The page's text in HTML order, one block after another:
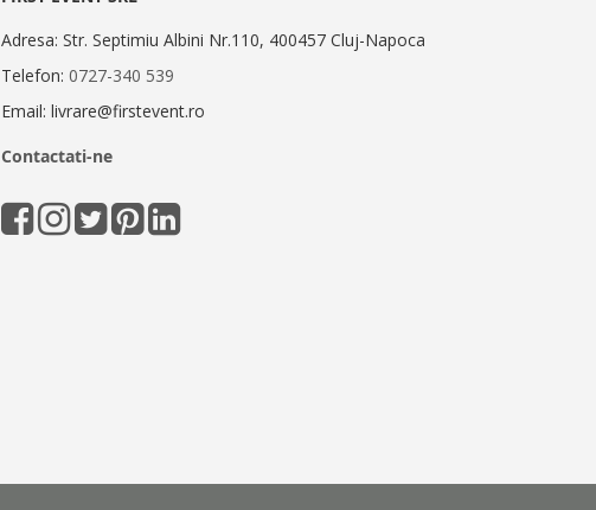
Adresa: Str. Septimiu Albini Nr.110, 400457 Cluj-Napoca
Telefon:0727-340 539
Email: livrare@firstevent.ro
Contactati-ne